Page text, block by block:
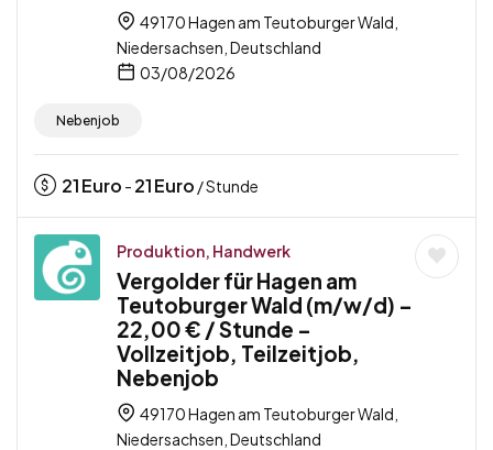
49170 Hagen am Teutoburger Wald,
Niedersachsen, Deutschland
03/08/2026
Nebenjob
21Euro - 21Euro / Stunde
Produktion, Handwerk
Vergolder für Hagen am
Teutoburger Wald (m/w/d) –
22,00 € / Stunde –
Vollzeitjob, Teilzeitjob,
Nebenjob
49170 Hagen am Teutoburger Wald,
Niedersachsen, Deutschland